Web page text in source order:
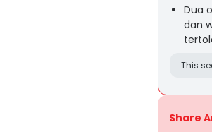
Dua
dan
This
Share